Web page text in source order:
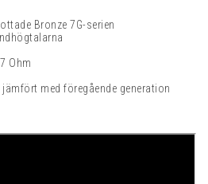
Bronze 7G-serien
Ohm
med föregående generation